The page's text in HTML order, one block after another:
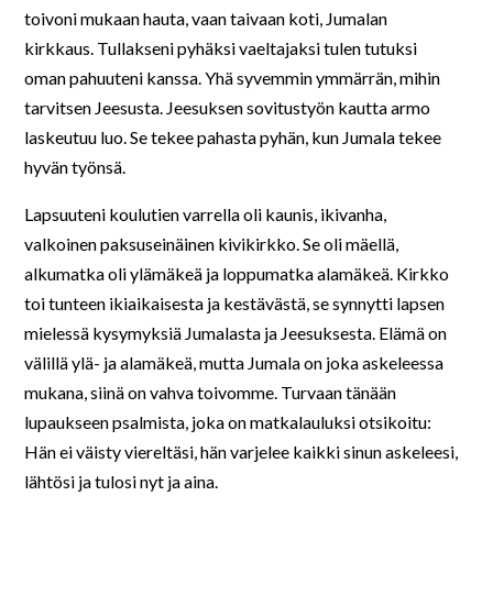
toivoni mukaan hauta, vaan taivaan koti, Jumalan
kirkkaus. Tullakseni pyhäksi vaeltajaksi tulen tutuksi
oman pahuuteni kanssa. Yhä syvemmin ymmärrän, mihin
tarvitsen Jeesusta. Jeesuksen sovitustyön kautta armo
laskeutuu luo. Se tekee pahasta pyhän, kun Jumala tekee
hyvän työnsä.
Lapsuuteni koulutien varrella oli kaunis, ikivanha,
valkoinen paksuseinäinen kivikirkko. Se oli mäellä,
alkumatka oli ylämäkeä ja loppumatka alamäkeä. Kirkko
toi tunteen ikiaikaisesta ja kestävästä, se synnytti lapsen
mielessä kysymyksiä Jumalasta ja Jeesuksesta. Elämä on
välillä ylä- ja alamäkeä, mutta Jumala on joka askeleessa
mukana, siinä on vahva toivomme. Turvaan tänään
lupaukseen psalmista, joka on matkalauluksi otsikoitu:
Hän ei väisty viereltäsi, hän varjelee kaikki sinun askeleesi,
lähtösi ja tulosi nyt ja aina.